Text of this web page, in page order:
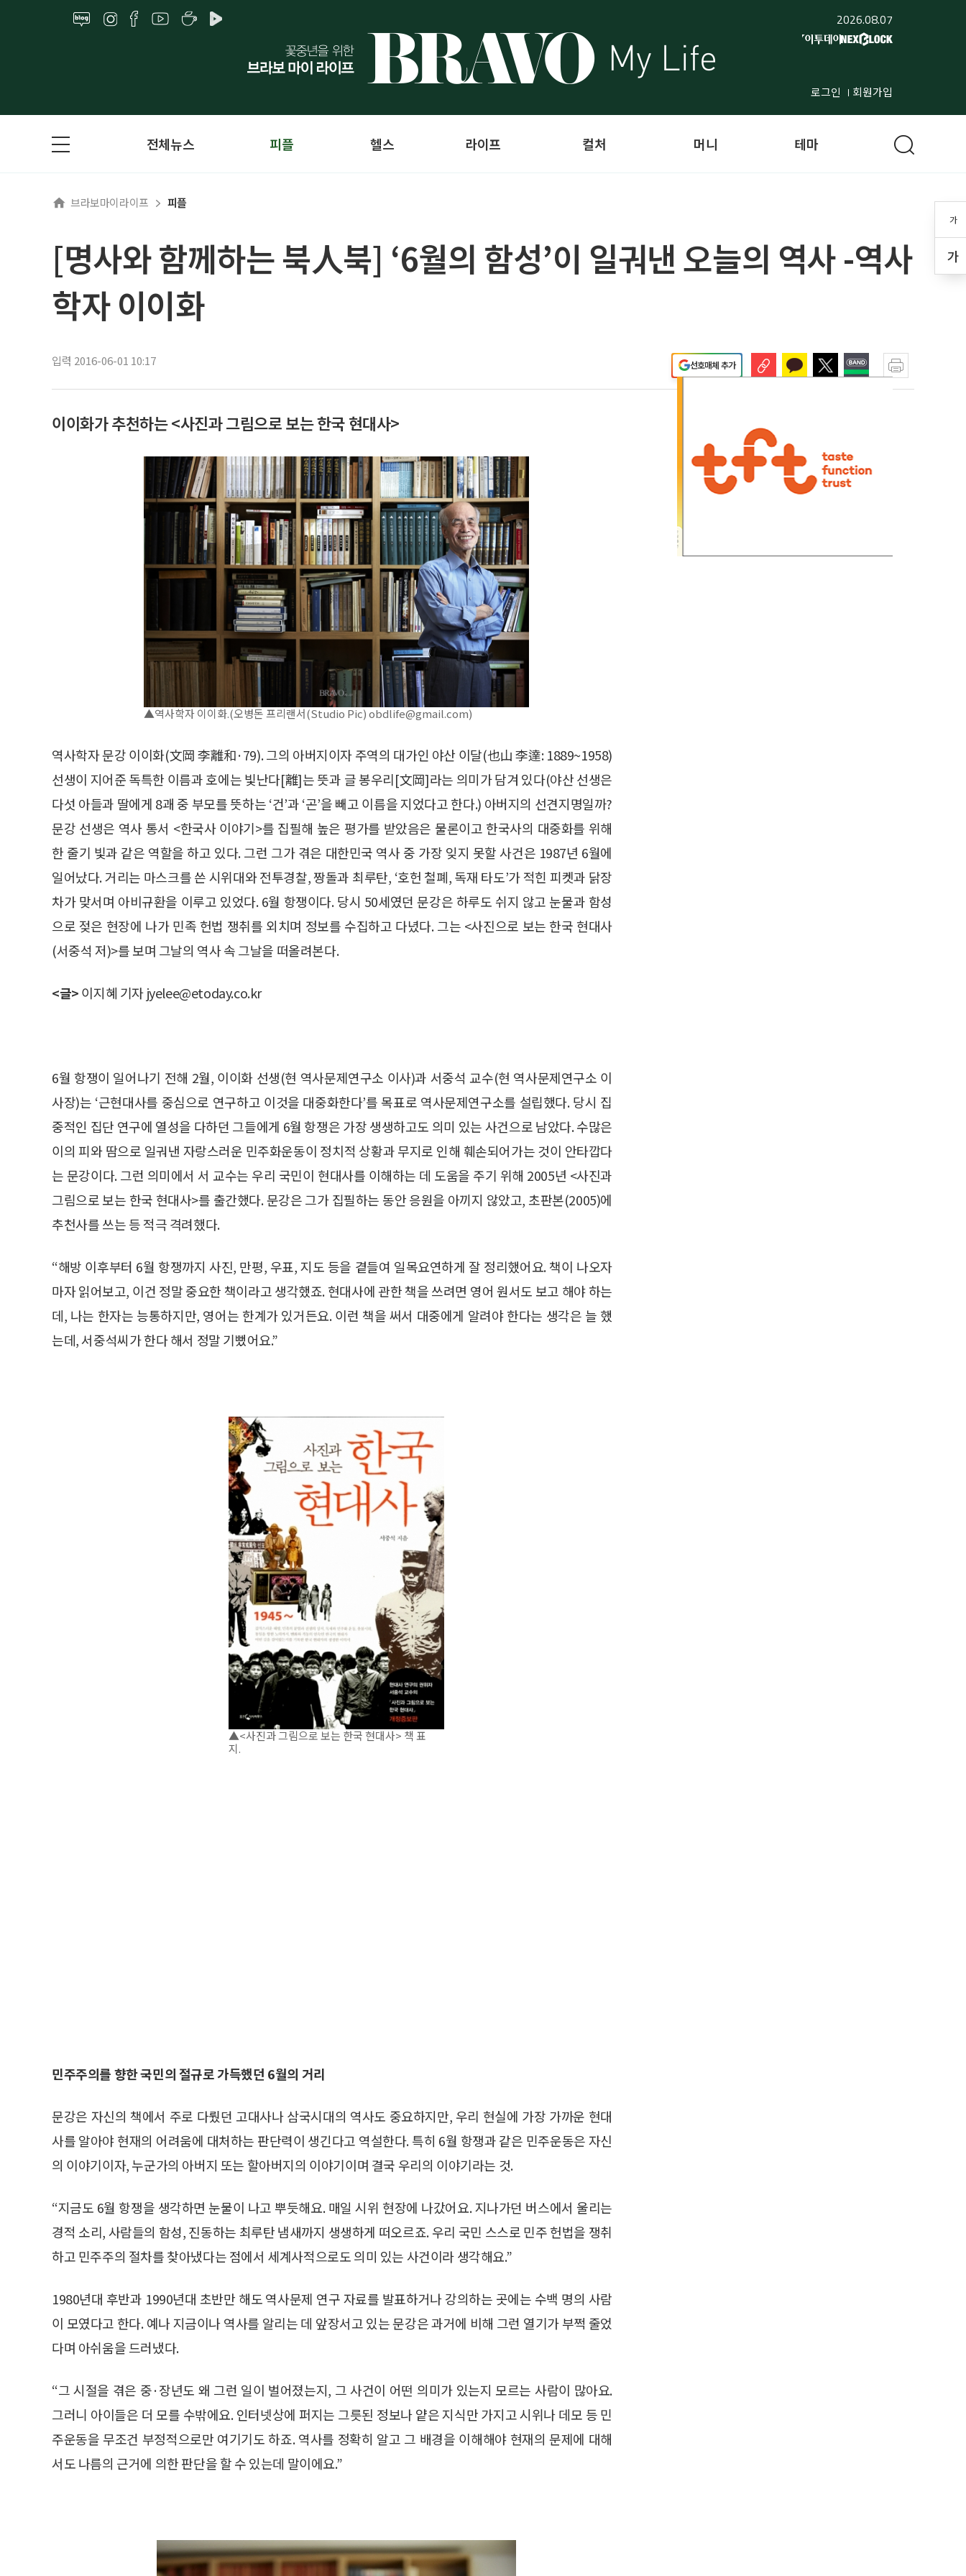
2026.08.07
로그인 회원가입
가
가
전체뉴스 피플 헬스 라이프 컬처 머니 테마
브라보마이라이프 피플
[명사와 함께하는 북人북] ‘6월의 함성’이 일궈낸 오늘의 역사 -역사
학자 이이화
입력 2016-06-01 10:17 선호매체 추가
이이화가 추천하는 <사진과 그림으로 보는 한국 현대사>
▲역사학자 이이화.(오병돈 프리랜서(Studio Pic) obdlife@gmail.com)
역사학자 문강 이이화(文岡 李離和·79). 그의 아버지이자 주역의 대가인 야산 이달(也山 李達: 1889~1958)
선생이 지어준 독특한 이름과 호에는 빛난다[離]는 뜻과 글 봉우리[文岡]라는 의미가 담겨 있다(야산 선생은
다섯 아들과 딸에게 8괘 중 부모를 뜻하는 ‘건’과 ‘곤’을 빼고 이름을 지었다고 한다.) 아버지의 선견지명일까?
문강 선생은 역사 통서 <한국사 이야기>를 집필해 높은 평가를 받았음은 물론이고 한국사의 대중화를 위해
한 줄기 빛과 같은 역할을 하고 있다. 그런 그가 겪은 대한민국 역사 중 가장 잊지 못할 사건은 1987년 6월에
일어났다. 거리는 마스크를 쓴 시위대와 전투경찰, 짱돌과 최루탄, ‘호헌 철폐, 독재 타도’가 적힌 피켓과 닭장
차가 맞서며 아비규환을 이루고 있었다. 6월 항쟁이다. 당시 50세였던 문강은 하루도 쉬지 않고 눈물과 함성
으로 젖은 현장에 나가 민족 헌법 쟁취를 외치며 정보를 수집하고 다녔다. 그는 <사진으로 보는 한국 현대사
(서중석 저)>를 보며 그날의 역사 속 그날을 떠올려본다.
<글>이지혜 기자 jyelee@etoday.co.kr
6월 항쟁이 일어나기 전해 2월, 이이화 선생(현 역사문제연구소 이사)과 서중석 교수(현 역사문제연구소 이
사장)는 ‘근현대사를 중심으로 연구하고 이것을 대중화한다’를 목표로 역사문제연구소를 설립했다. 당시 집
중적인 집단 연구에 열성을 다하던 그들에게 6월 항쟁은 가장 생생하고도 의미 있는 사건으로 남았다. 수많은
이의 피와 땀으로 일궈낸 자랑스러운 민주화운동이 정치적 상황과 무지로 인해 훼손되어가는 것이 안타깝다
는 문강이다. 그런 의미에서 서 교수는 우리 국민이 현대사를 이해하는 데 도움을 주기 위해 2005년 <사진과
그림으로 보는 한국 현대사>를 출간했다. 문강은 그가 집필하는 동안 응원을 아끼지 않았고, 초판본(2005)에
추천사를 쓰는 등 적극 격려했다.
“해방 이후부터 6월 항쟁까지 사진, 만평, 우표, 지도 등을 곁들여 일목요연하게 잘 정리했어요. 책이 나오자
마자 읽어보고, 이건 정말 중요한 책이라고 생각했죠. 현대사에 관한 책을 쓰려면 영어 원서도 보고 해야 하는
데, 나는 한자는 능통하지만, 영어는 한계가 있거든요. 이런 책을 써서 대중에게 알려야 한다는 생각은 늘 했
는데, 서중석씨가 한다 해서 정말 기뻤어요.”
▲<사진과 그림으로 보는 한국 현대사> 책 표
지.
민주주의를 향한 국민의 절규로 가득했던 6월의 거리
문강은 자신의 책에서 주로 다뤘던 고대사나 삼국시대의 역사도 중요하지만, 우리 현실에 가장 가까운 현대
사를 알아야 현재의 어려움에 대처하는 판단력이 생긴다고 역설한다. 특히 6월 항쟁과 같은 민주운동은 자신
의 이야기이자, 누군가의 아버지 또는 할아버지의 이야기이며 결국 우리의 이야기라는 것.
“지금도 6월 항쟁을 생각하면 눈물이 나고 뿌듯해요. 매일 시위 현장에 나갔어요. 지나가던 버스에서 울리는
경적 소리, 사람들의 함성, 진동하는 최루탄 냄새까지 생생하게 떠오르죠. 우리 국민 스스로 민주 헌법을 쟁취
하고 민주주의 절차를 찾아냈다는 점에서 세계사적으로도 의미 있는 사건이라 생각해요.”
1980년대 후반과 1990년대 초반만 해도 역사문제 연구 자료를 발표하거나 강의하는 곳에는 수백 명의 사람
이 모였다고 한다. 예나 지금이나 역사를 알리는 데 앞장서고 있는 문강은 과거에 비해 그런 열기가 부쩍 줄었
다며 아쉬움을 드러냈다.
“그 시절을 겪은 중·장년도 왜 그런 일이 벌어졌는지, 그 사건이 어떤 의미가 있는지 모르는 사람이 많아요.
그러니 아이들은 더 모를 수밖에요. 인터넷상에 퍼지는 그릇된 정보나 얕은 지식만 가지고 시위나 데모 등 민
주운동을 무조건 부정적으로만 여기기도 하죠. 역사를 정확히 알고 그 배경을 이해해야 현재의 문제에 대해
서도 나름의 근거에 의한 판단을 할 수 있는데 말이에요.”